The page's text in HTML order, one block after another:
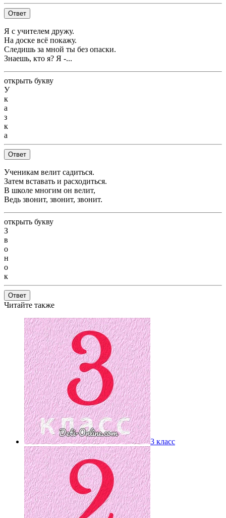
Ответ
Я с учителем дружу.
На доске всё покажу.
Следишь за мной ты без опаски.
Знаешь, кто я? Я -...
открыть букву
У
к
а
з
к
а
Ответ
Ученикам велит садиться.
Затем вставать и расходиться.
В школе многим он велит,
Ведь звонит, звонит, звонит.
открыть букву
З
в
о
н
о
к
Ответ
Читайте также
3 класс